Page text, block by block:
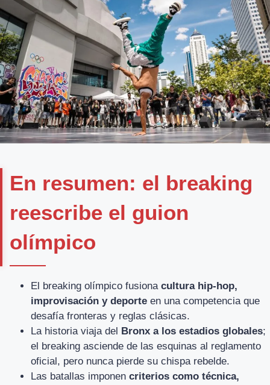
En resumen: el breaking
reescribe el guion
olímpico
El breaking olímpico fusiona cultura hip-hop,
improvisación y deporte en una competencia que
desafía fronteras y reglas clásicas.
La historia viaja del Bronx a los estadios globales;
el breaking asciende de las esquinas al reglamento
oficial, pero nunca pierde su chispa rebelde.
Las batallas imponen criterios como técnica,